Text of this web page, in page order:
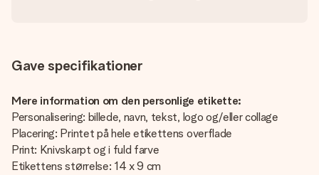
Gave specifikationer
Mere information om den personlige etikette:
Personalisering: billede, navn, tekst, logo og/eller collage
Placering: Printet på hele etikettens overflade
Print: Knivskarpt og i fuld farve
Etikettens størrelse: 14 x 9 cm